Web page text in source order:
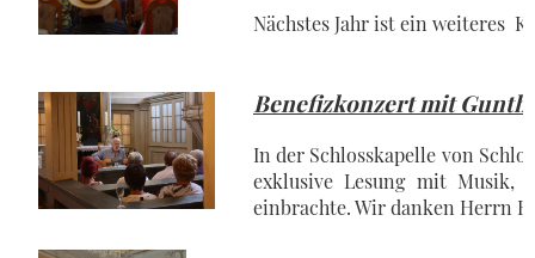
Nächstes Jahr ist ein weiteres
Benefizkonzert mit
In der Schlosskapelle von
exklusive Lesung mit
einbrachte. Wir danken Herrn